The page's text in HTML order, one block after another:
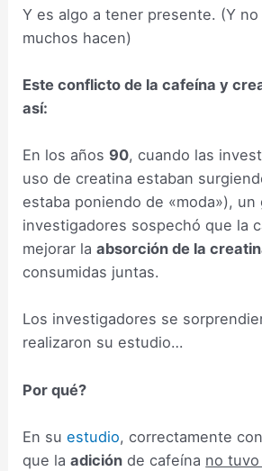
Y es algo a tener presente. (Y
muchos hacen)
Este conflicto de la cafeína y
así:
En los años 90, cuando las
uso de creatina estaban
estaba poniendo de «moda»), un
investigadores sospechó que la
mejorar laabsorción de la
consumidas juntas.
Los investigadores se
realizaron su estudio…
Por qué?
En suestudio, correctamente
que laadición de cafeína no